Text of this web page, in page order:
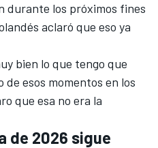
durante los próximos fines
aclaró que eso ya
bien lo que tengo que
esos momentos en los
que esa no era la
de 2026 sigue